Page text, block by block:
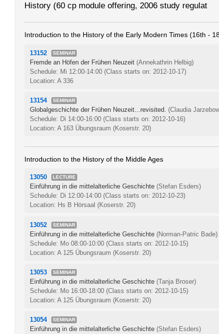
History (60 cp module offering, 2006 study regulat
Introduction to the History of the Early Modern Times (16th -
13152 SEMINAR
Fremde an Höfen der Frühen Neuzeit (Annekathrin Helbig)
Schedule: Mi 12:00-14:00 (Class starts on: 2012-10-17)
Location: A 336
13154 SEMINAR
Globalgeschichte der Frühen Neuzeit...revisited. (Claudia
Schedule: Di 14:00-16:00 (Class starts on: 2012-10-16)
Location: A 163 Übungsraum (Koserstr. 20)
Introduction to the History of the Middle Ages
13050 LECTURE
Einführung in die mittelalterliche Geschichte (Stefan Esders)
Schedule: Di 12:00-14:00 (Class starts on: 2012-10-23)
Location: Hs B Hörsaal (Koserstr. 20)
13052 SEMINAR
Einführung in die mittelalterliche Geschichte (Norman-Patric Bade)
Schedule: Mo 08:00-10:00 (Class starts on: 2012-10-15)
Location: A 125 Übungsraum (Koserstr. 20)
13053 SEMINAR
Einführung in die mittelalterliche Geschichte (Tanja Broser)
Schedule: Mo 16:00-18:00 (Class starts on: 2012-10-15)
Location: A 125 Übungsraum (Koserstr. 20)
13054 SEMINAR
Einführung in die mittelalterliche Geschichte (Stefan Esders)